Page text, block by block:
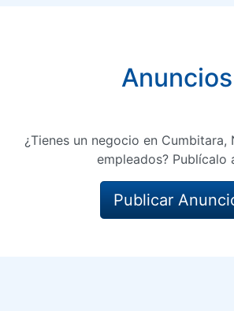
Anuncios
¿Tienes un negocio en Cumbitara,
empleados? Publícalo
Publicar